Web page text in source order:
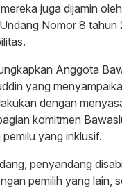
juga dijamin
Nomor 8 tahun
Anggota
yang
dengan
komitmen
yang inklusif.
penyandang
pemilih yang lain,